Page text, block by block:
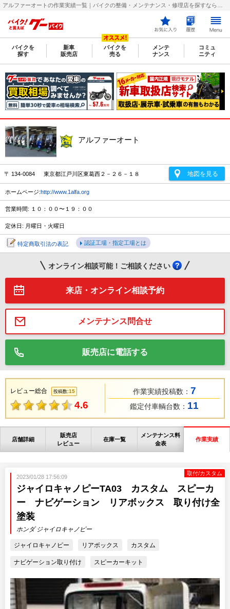
バイクを
探す
新車
販売店
バイクを
売る
メンテ
ナンス
コミュ
ニティ
アルファーオート
〒 134-0084 東京都江戸川区東葛西２－２６－１８ 地図を見る
ホームページ:http://www.1alfa.org
営業時間: １０：００〜１９：００
定休日: 月曜日・火曜日
特定商取引法の表記 認証工場・指定工場とは
オンライン相談可能！ご相談ください
来店・オンライン相談予約
メンテナンス問合せ
販売店に電話する
レビュー総合 投稿数:15
4.6
作業実績投稿数： 7
鑑定付車輌台数： 11
店舗詳細
販売店
レビュー
在庫一覧
メンテナンス料
金表
作業実績
取付/カスタム
2023/01/28 17:56:09
ジャイロキャノピーTA03 カスタム スピーカ
ー ナビゲーション リアボックス 取り付け全
塗装
ホンダ ジャイロキャノピー
ジャイロキャノピー リアボックス カスタム
ナビゲーション取り付け スピーカーキット